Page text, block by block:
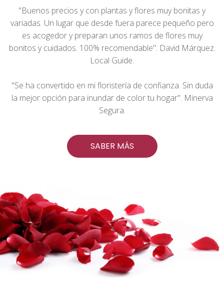
"Buenos precios y con plantas y flores muy bonitas y
variadas. Un lugar que desde fuera parece pequeño pero
es acogedor y preparan unos ramos de flores muy
bonitos y cuidados. 100% recomendable". David Márquez.
Local Guide.
"Se ha convertido en mi floristería de confianza. Sin duda
la mejor opción para inundar de color tu hogar". Minerva
Segura.
SABER MÁS